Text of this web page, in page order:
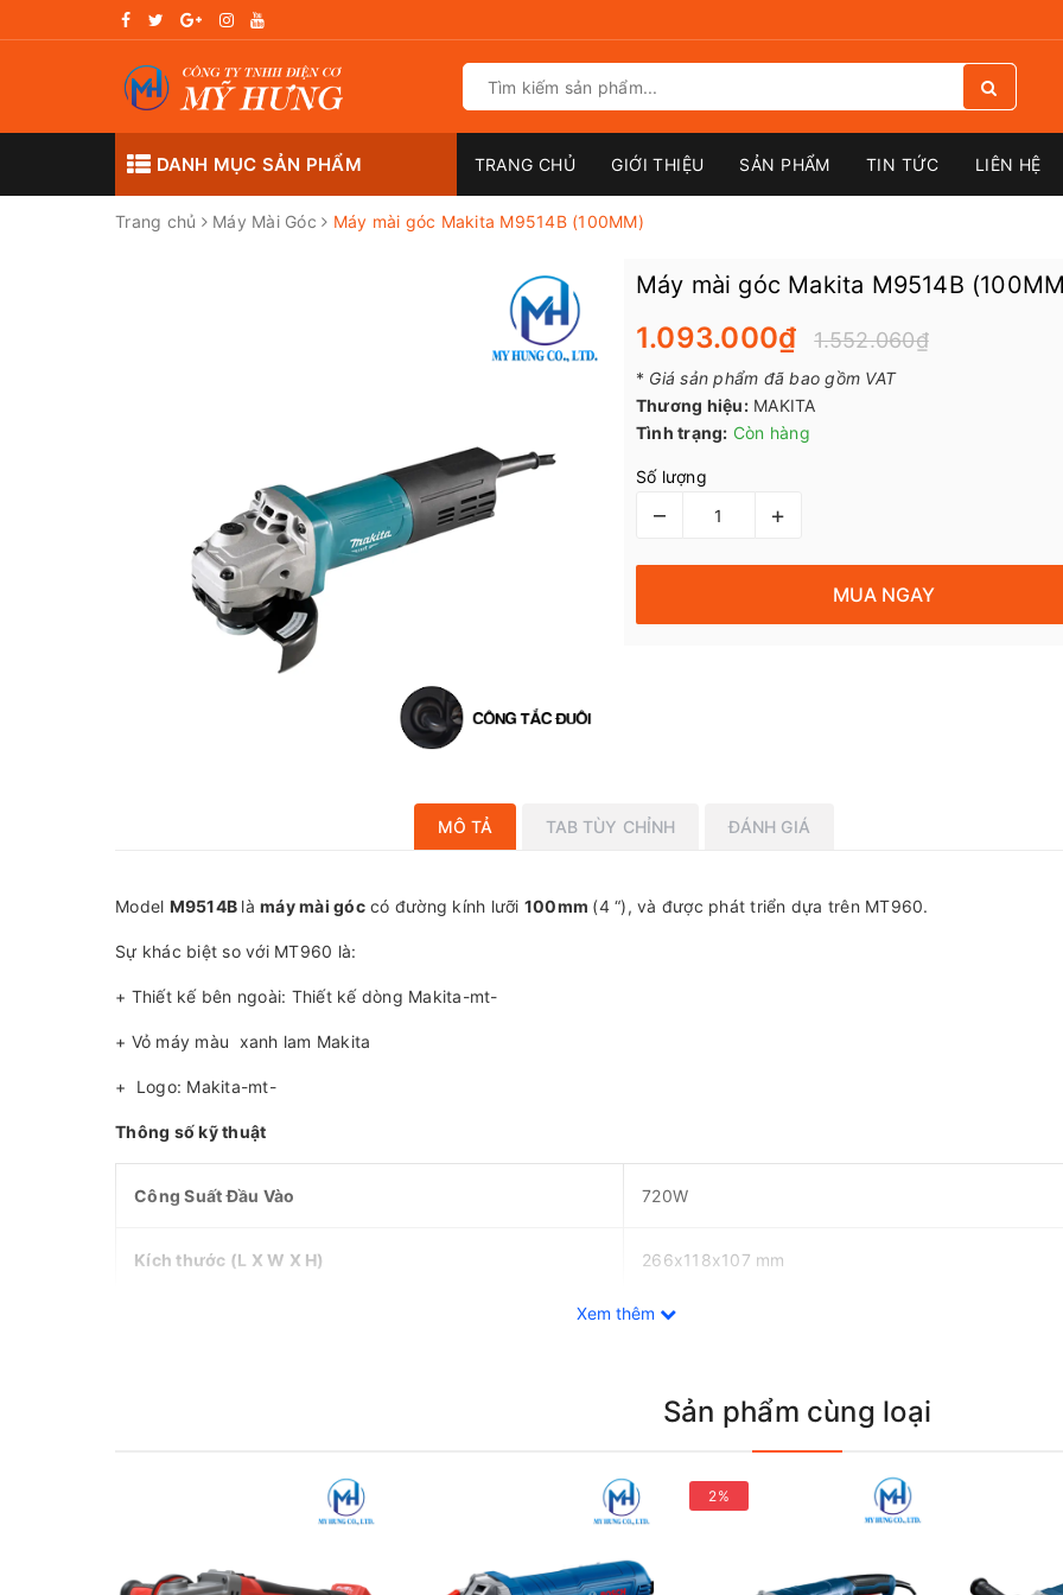
DANH MỤC SẢN PHẨM TRANG CHỦ GIỚI THIỆU SẢN PHẨM TIN TỨC LIÊN HỆ
Trang chủ Máy Mài Góc Máy mài góc Makita M9514B (100MM)
Máy mài góc Makita M9514B
1.093.000₫ 1.552.060₫
* Giá sản phẩm đã bao gồm VAT
Thương hiệu: MAKITA
Tình trạng: Còn hàng
Số lượng
– +
MUA NGAY
MÔ TẢ TAB TÙY CHỈNH ĐÁNH GIÁ
Model M9514B là máy mài góccó đường kính lưỡi 100mm (4 “), và được phát triển dựa trên MT960.
Sự khác biệt so với MT960 là:
+ Thiết kế bên ngoài: Thiết kế dòng Makita-mt-
+ Vỏ máy màu xanh lam Makita
+ Logo: Makita-mt-
Thông số kỹ thuật
Công Suất Đầu Vào 720W
Kích thước (L X W X H) 266x118x107 mm
1.7 kg
100 mm
Xem thêm
Sản phẩm cùng loại
2%